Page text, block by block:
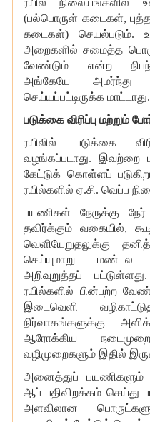
ரயில் நிலையங்களில்
(பல்பொருள் கடைகள்,
கடைகள்) செயல்படும்.
அறைகளில் சமைத்த
வேண்டும் என்ற
அங்கேயே அமர்ந்து
செய்யப்பட்டிருக்க மாட்டாது.
படுக்கை விரிப்பு மற்றும்
ரயிலில் படுக்கை
வழங்கப்படாது. இவற்றை
கேட்டுக் கொள்ளப்
ரயில்களில் ஏ.சி. வெப்ப
பயணிகள் நேருக்கு
தவிர்க்கும் வகையில்,
வெளியேறுதலுக்கு
செய்யுமாறு மண்டல
அறிவுறுத்தப்
ரயில்களில் பின்பற்ற
இடைவெளி
நிர்வாகங்களுக்கு
ஆரோக்கிய
வழிமுறைகளும் இதில்
அனைத்துப் பயணிகளும்
ஆப் பதிவிறக்கம் செய்து
அளவிலான